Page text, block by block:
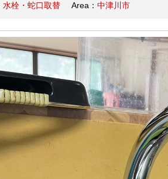
水栓・蛇口取替 Area： 中津川市